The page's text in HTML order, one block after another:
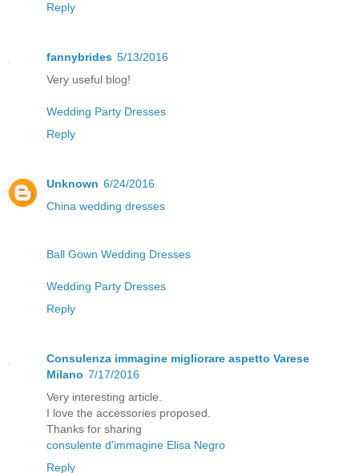
Reply
fannybrides 5/13/2016
Very useful blog!
Wedding Party Dresses
Reply
Unknown 6/24/2016
China wedding dresses
Ball Gown Wedding Dresses
Wedding Party Dresses
Reply
Consulenza immagine migliorare aspetto Varese
Milano 7/17/2016
Very interesting article.
I love the accessories proposed.
Thanks for sharing
consulente d’immagine Elisa Negro
Reply